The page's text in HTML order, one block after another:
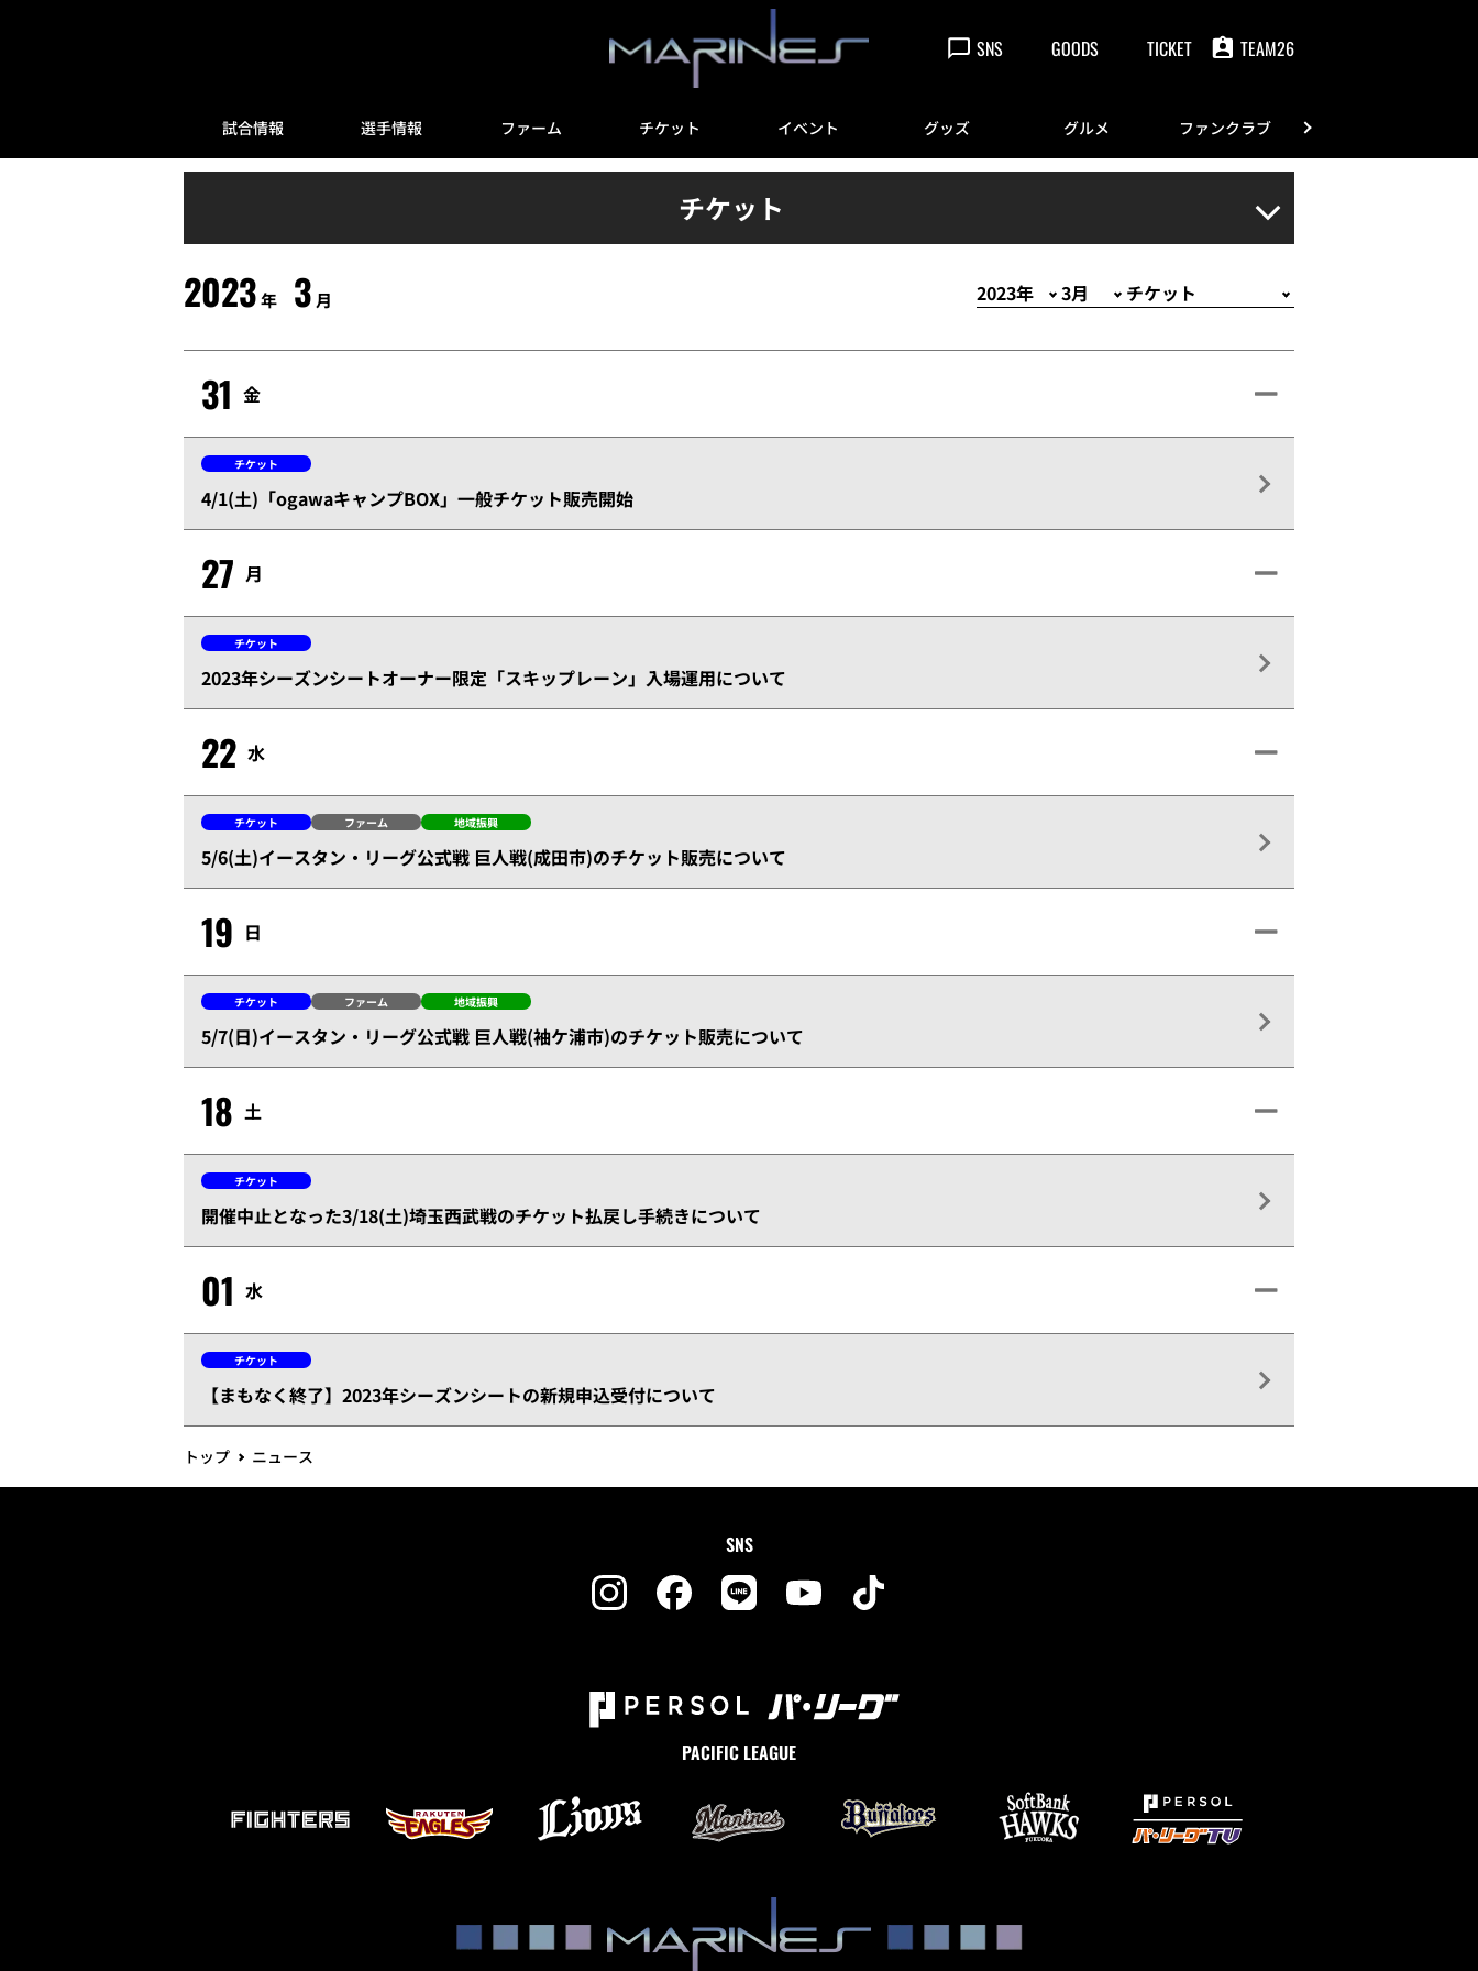
SNS GOODS TICKET TEAM26
試合情報 選手情報 ファーム チケット イベント グッズ グルメ ファンクラブ
チケット
2023年 3 月
31 金
チケット
4/1(土)「ogawaキャンプBOX」一般チケット販売開始
27 月
チケット
2023年シーズンシートオーナー限定「スキップレーン」入場運用について
22 水
チケット ファーム 地域振興
5/6(土)イースタン・リーグ公式戦 巨人戦(成田市)のチケット販売について
19 日
チケット ファーム 地域振興
5/7(日)イースタン・リーグ公式戦 巨人戦(袖ケ浦市)のチケット販売について
18 土
チケット
開催中止となった3/18(土)埼玉西武戦のチケット払戻し手続きについて
01 水
チケット
【まもなく終了】2023年シーズンシートの新規申込受付について
トップ ニュース
SNS
PACIFIC LEAGUE